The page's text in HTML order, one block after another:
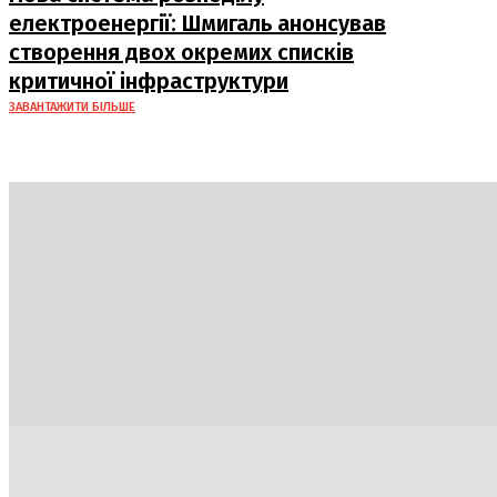
електроенергії: Шмигаль анонсував
створення двох окремих списків
критичної інфраструктури
ЗАВАНТАЖИТИ БІЛЬШЕ